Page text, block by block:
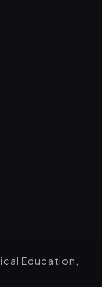
Education,